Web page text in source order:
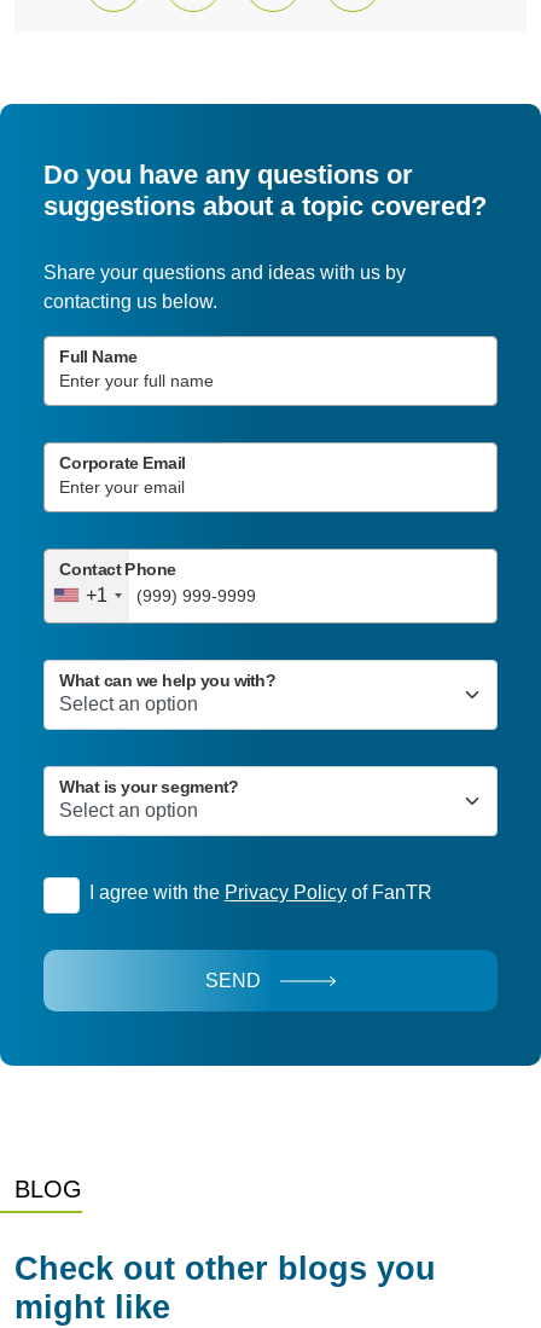
Do you have any questions or
suggestions about a topic covered?
Share your questions and ideas with us by
contacting us below.
Full Name
Corporate Email
+1
Contact Phone
What can we help you with?
What is your segment?
I agree with the Privacy Policyof FanTR
SEND
BLOG
Check out other blogs you
might like